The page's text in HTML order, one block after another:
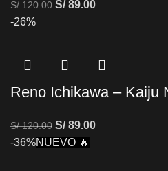
S/120.00 S/89.00
-26%
Reno Ichikawa – Kaiju
S/120.00 S/89.00
-36%NUEVO 🔥